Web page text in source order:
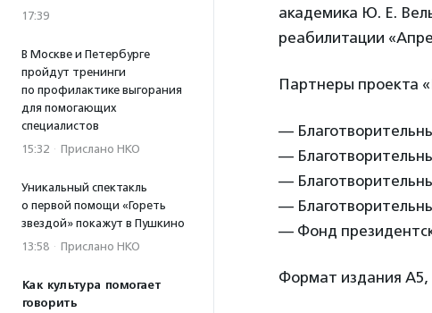
17:39
В Москве и Петербурге
пройдут тренинги
по профилактике выгорания
для помогающих
специалистов
15:32 · Прислано НКО
Уникальный спектакль
о первой помощи «Гореть
звездой» покажут в Пушкино
13:58 · Прислано НКО
Как культура помогает
говорить
академика Ю. Е.
реабилитации
Партнеры проекта
—
—
—
—
— Фонд
Формат издания